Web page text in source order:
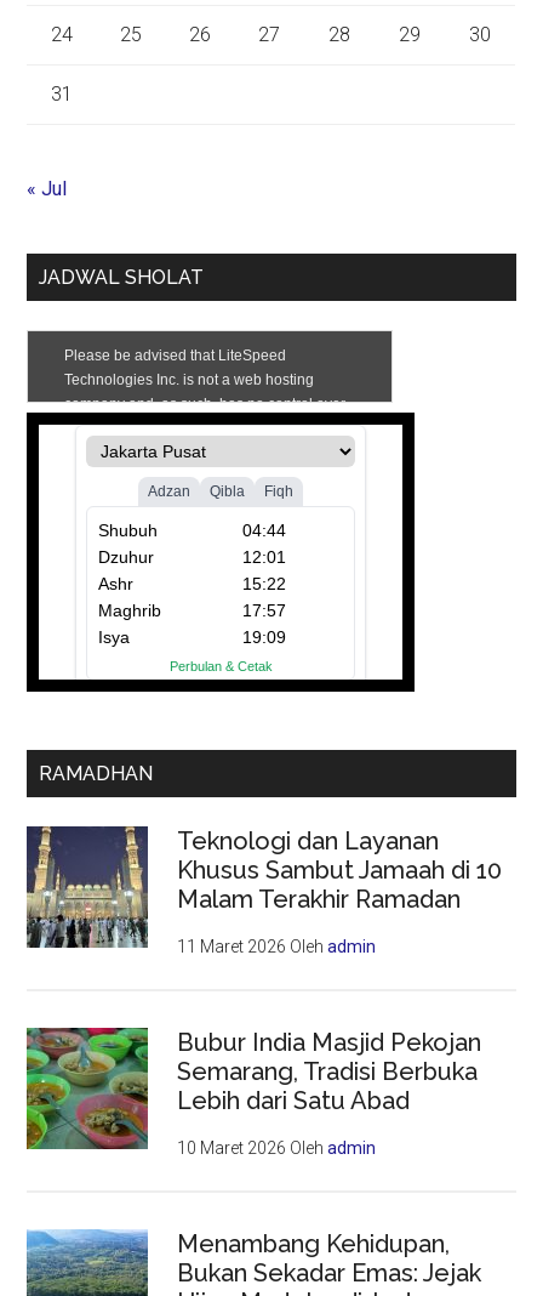
24 25 26 27 28 29 30
31
« Jul
JADWAL SHOLAT
RAMADHAN
Teknologi dan Layanan
Khusus Sambut Jamaah di 10
Malam Terakhir Ramadan
11 Maret 2026 Olehadmin
Bubur India Masjid Pekojan
Semarang, Tradisi Berbuka
Lebih dari Satu Abad
10 Maret 2026 Olehadmin
Menambang Kehidupan,
Bukan Sekadar Emas: Jejak